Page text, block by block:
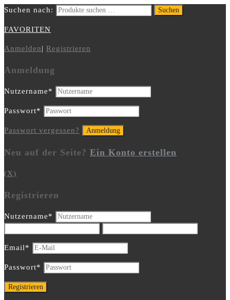
Suchen nach: Suchen
FAVORITEN
Anmelden| Registrieren
Anmeldung
Nutzername*
Passwort*
Passwort vergessen?
Neu auf der Seite? Ein Konto erstellen
(X)
Registrieren
Nutzername*
Email*
Passwort*